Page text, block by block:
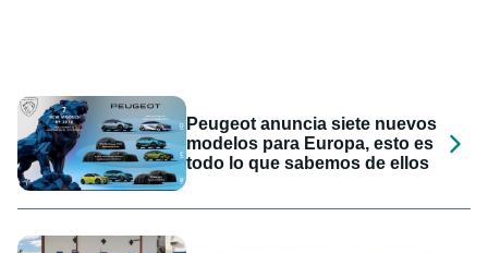
Peugeot anuncia siete nuevos
modelos para Europa, esto es
todo lo que sabemos de ellos